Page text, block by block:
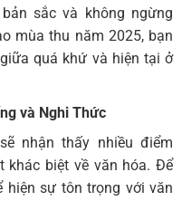
sắc và không ngừng
mùa thu năm 2025, bạn
quá khứ và hiện tại ở
và Nghi Thức
nhận thấy nhiều điểm
khác biệt về văn hóa. Để
hiện sự tôn trọng với văn